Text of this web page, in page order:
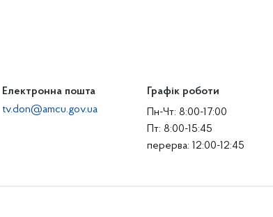
Електронна пошта
tv.don@amcu.gov.ua
Графік роботи
Пн-Чт: 8:00-17:00
Пт: 8:00-15:45
перерва: 12:00-12:45